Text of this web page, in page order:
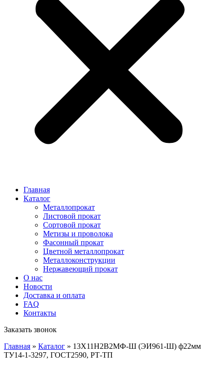
Главная
Каталог
Металлопрокат
Листовой прокат
Сортовой прокат
Метизы и проволока
Фасонный прокат
Цветной металлопрокат
Металлоконструкции
Нержавеющий прокат
О нас
Новости
Доставка и оплата
FAQ
Контакты
Заказать звонок
Главная » Каталог » 13Х11Н2В2МФ-Ш (ЭИ961-Ш) ф22мм
ТУ14-1-3297, ГОСТ2590, РТ-ТП